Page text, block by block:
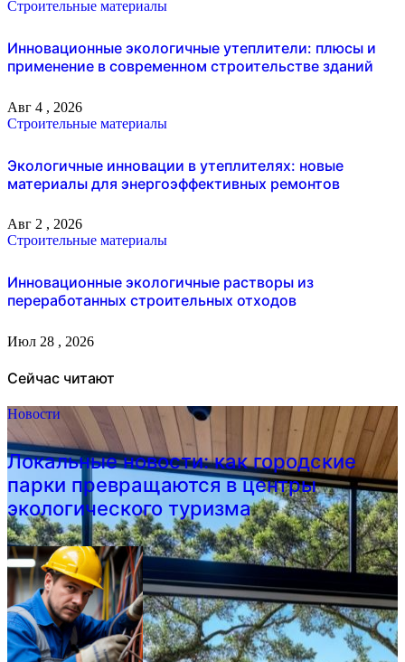
Строительные материалы
Инновационные экологичные утеплители: плюсы и
применение в современном строительстве зданий
Авг 4 , 2026
Строительные материалы
Экологичные инновации в утеплителях: новые
материалы для энергоэффективных ремонтов
Авг 2 , 2026
Строительные материалы
Инновационные экологичные растворы из
переработанных строительных отходов
Июл 28 , 2026
Сейчас читают
Новости
Локальные новости: как городские
парки превращаются в центры
экологического туризма